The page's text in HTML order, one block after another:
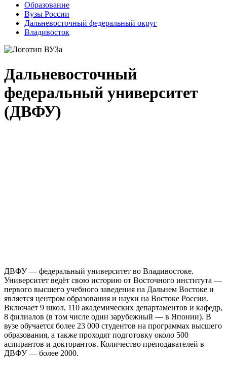
Образование
Вузы России
Дальневосточный федеральный округ
Владивосток
Дальневосточный
федеральный университет
(ДВФУ)
ДВФУ — федеральный университет во Владивостоке.
Университет ведёт свою историю от Восточного института —
первого высшего учебного заведения на Дальнем Востоке и
является центром образования и науки на Востоке России.
Включает 9 школ, 110 академических департаментов и кафедр,
8 филиалов (в том числе один зарубежный — в Японии). В
вузе обучается более 23 000 студентов на программах высшего
образования, а также проходят подготовку около 500
аспирантов и докторантов. Количество преподавателей в
ДВФУ — более 2000.